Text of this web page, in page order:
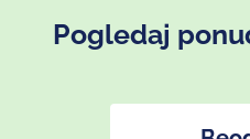
Pogledaj